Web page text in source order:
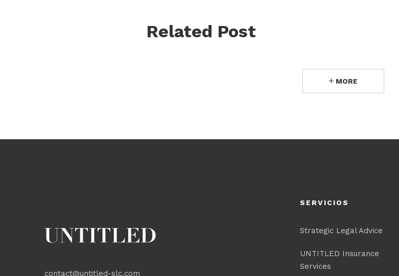
Related Post
MORE
contact@untitled-slc.com
SERVICIOS
Strategic Legal Advice
UNTITLED Insurance
Services